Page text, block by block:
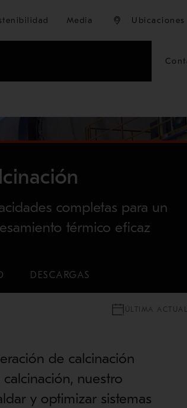
Media Ubicaciones
completas para un
térmico eficaz
DESCARGAS
ÚLTIMA
de calcinación
nuestro
y optimizar sistemas